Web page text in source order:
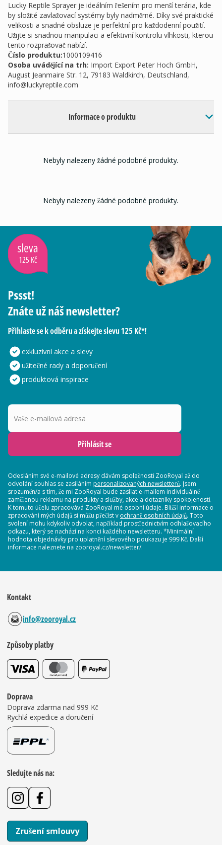
Lucky Reptile Sprayer je ideálním řešením pro menší terária, kde
by složité zavlažovací systémy byly nadměrné. Díky své praktické
velikosti a snadné obsluze je perfektní pro každodenní použití.
Užijte si snadnou manipulaci a efektivní kontrolu vlhkosti, kterou
tento rozprašovač nabízí.
Číslo produktu:1000109416
Osoba uvádějící na trh: Import Export Peter Hoch GmbH,
August Jeanmaire Str. 12, 79183 Waldkirch, Deutschland,
info@luckyreptile.com
Informace o produktu
Nebyly nalezeny žádné podobné produkty.
Nebyly nalezeny žádné podobné produkty.
sleva
125 Kč
Pssst!
Znáte už náš newsletter?
Přihlaste se k odběru a získejte slevu 125 Kč*!
exkluzivní akce a slevy
užitečné rady a doporučení
produktová inspirace
Vaše e-mailová adresa
Přihlásit se
Odesláním své e-mailové adresy dávám společnosti ZooRoyal až do
odvolání souhlas se zasíláním personalizovaných newsletterů. Jsem
srozuměn/a s tím, že mi ZooRoyal bude zasílat e-mailem individuálně
zaměřenou reklamu na produkty a služby, akce a dotazníky spokojenosti.
K tomuto účelu zpracovává ZooRoyal mé osobní údaje. Bližší informace o
zpracování mých údajů si můžu přečíst v ochraně osobních údajů. Toto
svolení mohu kdykoliv odvolat, například prostřednictvím odhlašovacího
odkazu, který se nachází na konci každého newsletteru. *Minimální
hodnota objednávky pro uplatnění slevového poukazu je 999 Kč. Další
informace naleznete na zooroyal.cz/newsletter/.
Kontakt
info@zooroyal.cz
Způsoby platby
Doprava
Doprava zdarma nad 999 Kč
Rychlá expedice a doručení
Sledujte nás na:
Zrušení smlouvy